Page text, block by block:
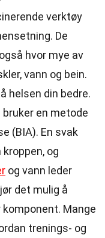
verktøy
De
hvor mye av
vann og bein.
helsen din bedre.
bruker en metode
(BIA). En svak
og
og vann leder
det mulig å
Mange
trenings- og